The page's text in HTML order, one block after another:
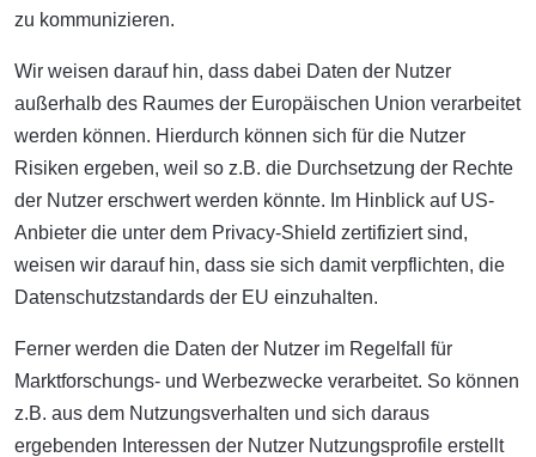
zu kommunizieren.
Wir weisen darauf hin, dass dabei Daten der Nutzer
außerhalb des Raumes der Europäischen Union verarbeitet
werden können. Hierdurch können sich für die Nutzer
Risiken ergeben, weil so z.B. die Durchsetzung der Rechte
der Nutzer erschwert werden könnte. Im Hinblick auf US-
Anbieter die unter dem Privacy-Shield zertifiziert sind,
weisen wir darauf hin, dass sie sich damit verpflichten, die
Datenschutzstandards der EU einzuhalten.
Ferner werden die Daten der Nutzer im Regelfall für
Marktforschungs- und Werbezwecke verarbeitet. So können
z.B. aus dem Nutzungsverhalten und sich daraus
ergebenden Interessen der Nutzer Nutzungsprofile erstellt